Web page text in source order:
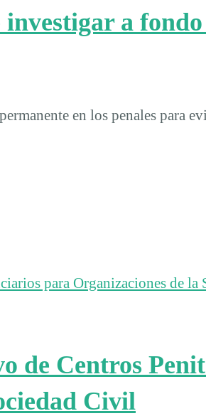
a fondo
en los penales para
de Centros
Civil